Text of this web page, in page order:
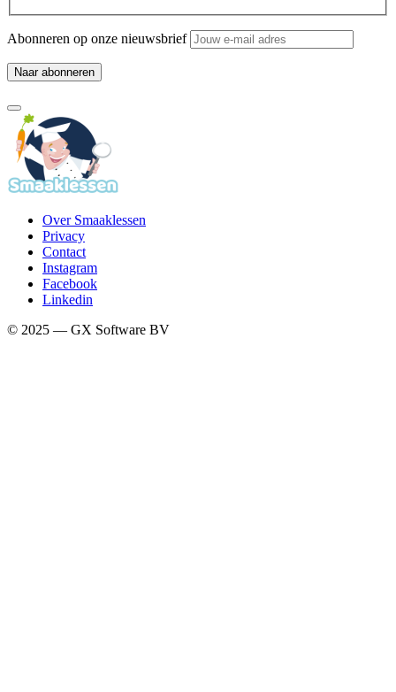
Abonneren op onze nieuwsbrief
Over Smaaklessen
Privacy
Contact
Instagram
Facebook
Linkedin
© 2025 — GX Software BV